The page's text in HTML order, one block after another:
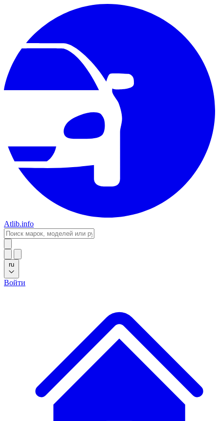
Atlib.info
ru
Войти